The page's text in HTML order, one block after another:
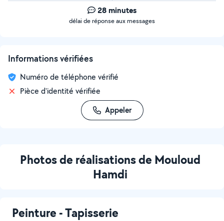
28 minutes
délai de réponse aux messages
Informations vérifiées
Numéro de téléphone vérifié
Pièce d'identité vérifiée
Appeler
Photos de réalisations de Mouloud
Hamdi
Peinture - Tapisserie